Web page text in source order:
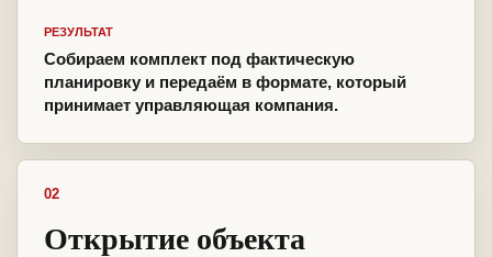
РЕЗУЛЬТАТ
Собираем комплект под фактическую
планировку и передаём в формате, который
принимает управляющая компания.
02
Открытие объекта